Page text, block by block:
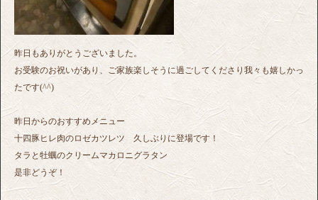
昨日もありがとうございました。
お受験のお祝いがあり、ご家族楽しそうに過ごしてくださり我々も嬉しかっ
たです(^^)
昨日からのおすすめメニュー
十四豚ヒレ肉のロゼカツレツ 久しぶりに登場です！
タラと牡蠣のクリームマカロニグラタン
是非どうぞ！